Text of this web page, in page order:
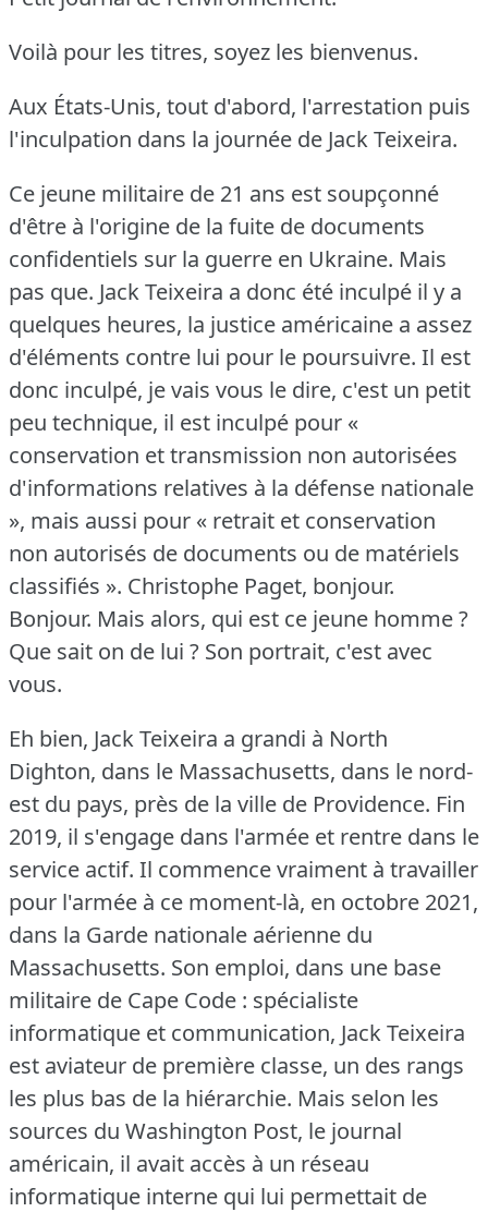
Voilà pour les titres, soyez les bienvenus.
Aux États-Unis, tout d'abord, l'arrestation puis
l'inculpation dans la journée de Jack Teixeira.
Ce jeune militaire de 21 ans est soupçonné
d'être à l'origine de la fuite de documents
confidentiels sur la guerre en Ukraine. Mais
pas que. Jack Teixeira a donc été inculpé il y a
quelques heures, la justice américaine a assez
d'éléments contre lui pour le poursuivre. Il est
donc inculpé, je vais vous le dire, c'est un petit
peu technique, il est inculpé pour «
conservation et transmission non autorisées
d'informations relatives à la défense nationale
», mais aussi pour « retrait et conservation
non autorisés de documents ou de matériels
classifiés ». Christophe Paget, bonjour.
Bonjour. Mais alors, qui est ce jeune homme ?
Que sait on de lui ? Son portrait, c'est avec
vous.
Eh bien, Jack Teixeira a grandi à North
Dighton, dans le Massachusetts, dans le nord-
est du pays, près de la ville de Providence. Fin
2019, il s'engage dans l'armée et rentre dans le
service actif. Il commence vraiment à travailler
pour l'armée à ce moment-là, en octobre 2021,
dans la Garde nationale aérienne du
Massachusetts. Son emploi, dans une base
militaire de Cape Code : spécialiste
informatique et communication, Jack Teixeira
est aviateur de première classe, un des rangs
les plus bas de la hiérarchie. Mais selon les
sources du Washington Post, le journal
américain, il avait accès à un réseau
informatique interne qui lui permettait de